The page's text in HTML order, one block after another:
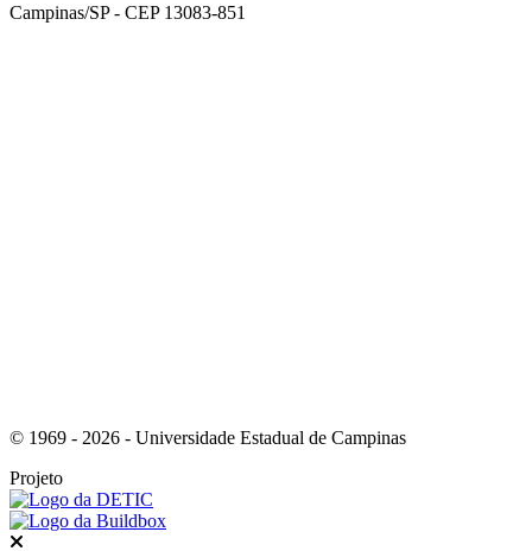
Campinas/SP - CEP 13083-851
© 1969 - 2026 - Universidade Estadual de Campinas
Projeto